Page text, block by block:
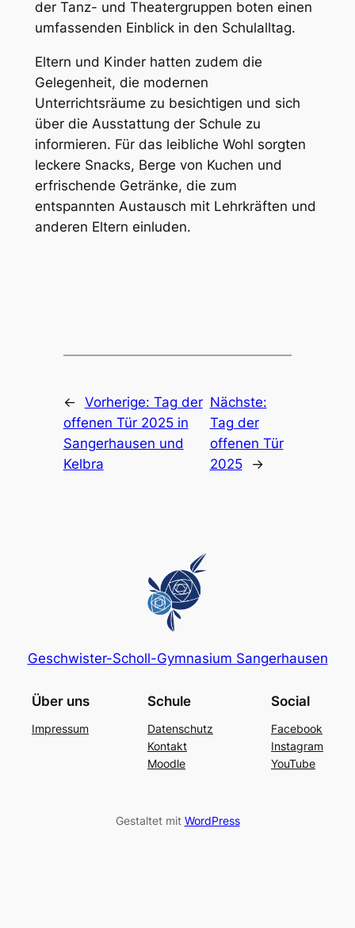
der Tanz- und Theatergruppen boten einen
umfassenden Einblick in den Schulalltag.
Eltern und Kinder hatten zudem die
Gelegenheit, die modernen
Unterrichtsräume zu besichtigen und sich
über die Ausstattung der Schule zu
informieren. Für das leibliche Wohl sorgten
leckere Snacks, Berge von Kuchen und
erfrischende Getränke, die zum
entspannten Austausch mit Lehrkräften und
anderen Eltern einluden.
← Vorherige: Tag der
offenen Tür 2025 in
Sangerhausen und
Kelbra
Nächste:
Tag der
offenen Tür
2025
→
Geschwister-Scholl-Gymnasium Sangerhausen
Über uns
Impressum
Schule
Datenschutz
Kontakt
Moodle
Social
Facebook
Instagram
YouTube
Gestaltet mit WordPress